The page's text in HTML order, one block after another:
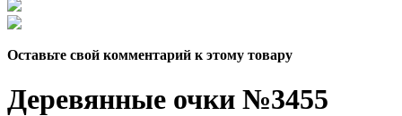
Оставьте свой комментарий к этому товару
Деревянные очки №3455